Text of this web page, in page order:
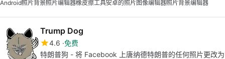
Android照片背景照片编辑器橡皮擦工具安卓的照片图像编辑器照片背景编辑器
Trump Dog
4.6 免费
特朗普狗 - 将 Facebook 上唐纳德特朗普的任何照片更改为